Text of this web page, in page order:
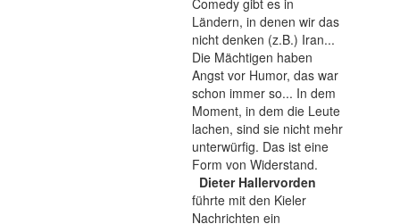
Comedy gibt es in
Ländern, in denen wir das
nicht denken (z.B.) Iran...
Die Mächtigen haben
Angst vor Humor, das war
schon immer so... In dem
Moment, in dem die Leute
lachen, sind sie nicht mehr
unterwürfig. Das ist eine
Form von Widerstand.
Dieter Hallervorden
führte mit den Kieler
Nachrichten ein